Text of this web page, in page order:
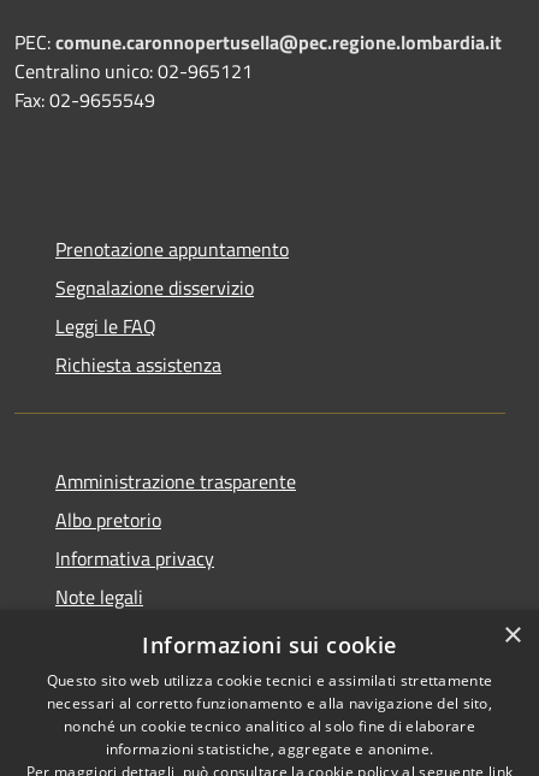
PEC:comune.caronnopertusella@pec.regione.lombardia.it
Centralino unico: 02-965121
Fax: 02-9655549
Prenotazione appuntamento
Segnalazione disservizio
Leggi le FAQ
Richiesta assistenza
Amministrazione trasparente
Albo pretorio
Informativa privacy
Note legali
Dichiarazione di accessibilità
Copyright © 2026 • Comune di
×
Informazioni sui cookie
Questo sito web utilizza cookie tecnici e assimilati strettamente
necessari al corretto funzionamento e alla navigazione del sito,
nonché un cookie tecnico analitico al solo fine di elaborare
informazioni statistiche, aggregate e anonime.
Per maggiori dettagli, può consultare la cookie policy al seguente link